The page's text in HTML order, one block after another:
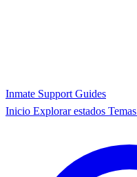
Inmate Support Guides
Inicio Explorar estados Temas